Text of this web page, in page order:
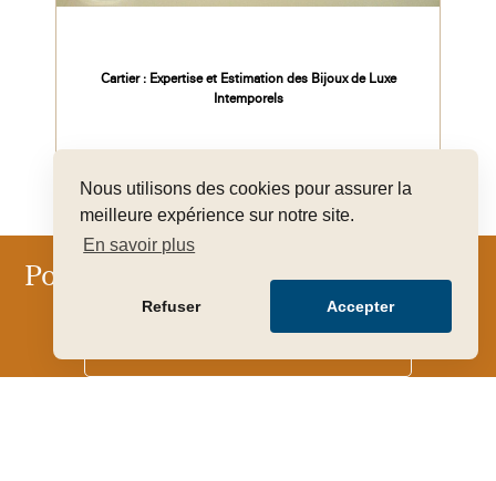
Nous utilisons des cookies pour assurer la
meilleure expérience sur notre site.
En savoir plus
Refuser Accepter
Cartier : Expertise et Estimation des Bijoux de Luxe
Intemporels
Pour que votre art trouve sa juste